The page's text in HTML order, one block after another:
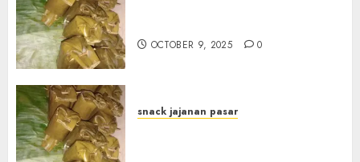
OCTOBER 9, 2025 0
snack jajanan pasar